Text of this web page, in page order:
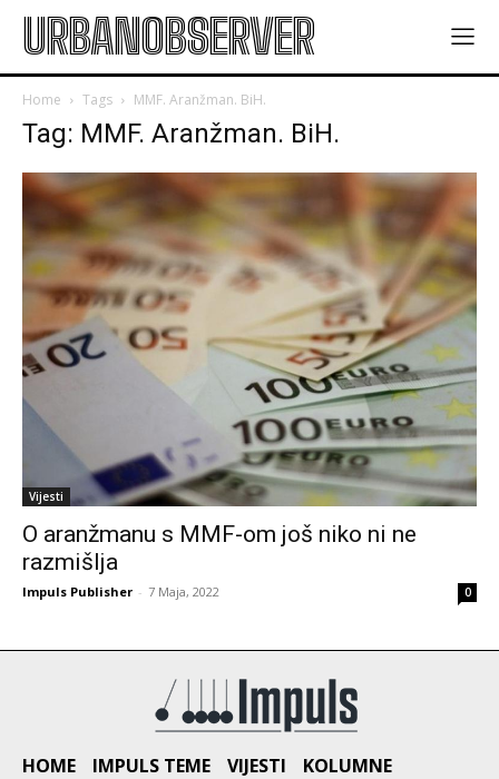
URBANOBSERVER
Home Tags MMF. Aranžman. BiH.
Tag: MMF. Aranžman. BiH.
Vijesti
O aranžmanu s MMF-om još niko ni ne
razmišlja
Impuls Publisher - 7 Maja, 2022 0
HOME IMPULS TEME VIJESTI
KOLUMNE